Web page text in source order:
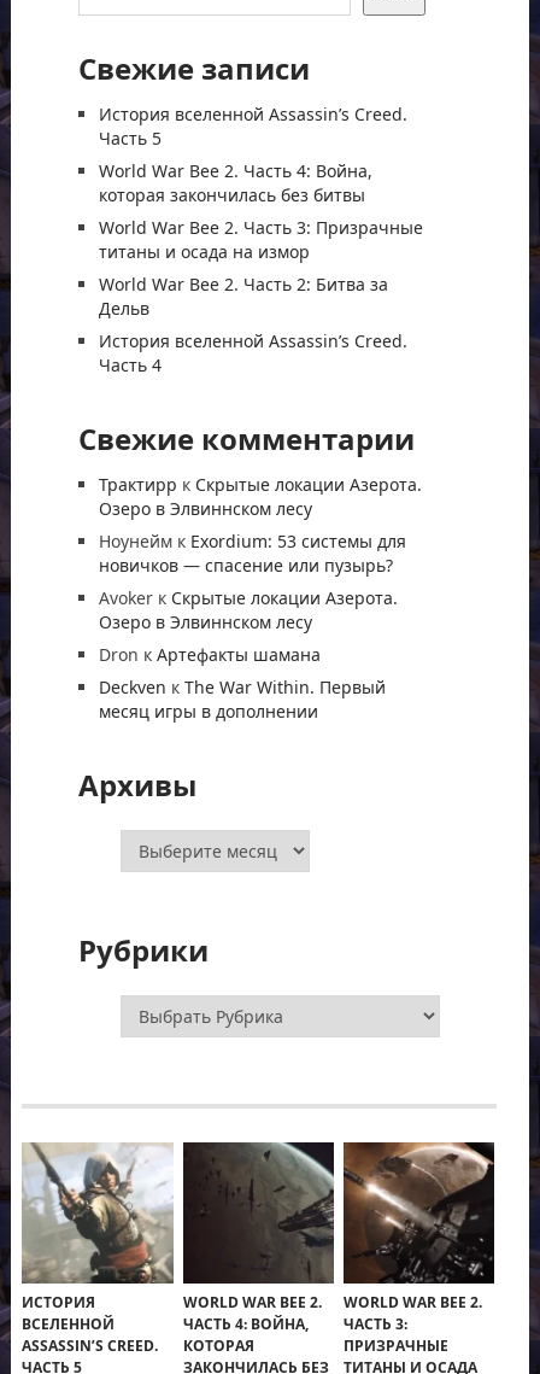
Свежие записи
История вселенной Assassin’s Creed.
Часть 5
World War Bee 2. Часть 4: Война,
которая закончилась без битвы
World War Bee 2. Часть 3: Призрачные
титаны и осада на измор
World War Bee 2. Часть 2: Битва за
Дельв
История вселенной Assassin’s Creed.
Часть 4
Свежие комментарии
Трактирр к Скрытые локации Азерота.
Озеро в Элвиннском лесу
Ноунейм к Exordium: 53 системы для
новичков — спасение или пузырь?
Avoker к Скрытые локации Азерота.
Озеро в Элвиннском лесу
Dron кАртефакты шамана
Deckven кThe War Within. Первый
месяц игры в дополнении
Архивы
Архивы
Рубрики
Рубрики
ИСТОРИЯ
ВСЕЛЕННОЙ
ASSASSIN’S CREED.
ЧАСТЬ 5
WORLD WAR BEE 2.
ЧАСТЬ 4: ВОЙНА,
КОТОРАЯ
ЗАКОНЧИЛАСЬ БЕЗ
WORLD WAR BEE 2.
ЧАСТЬ 3:
ПРИЗРАЧНЫЕ
ТИТАНЫ И ОСАДА